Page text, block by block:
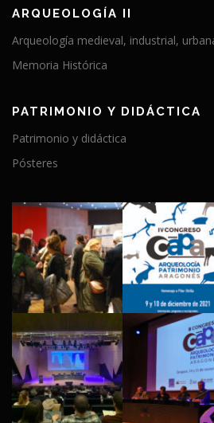
ARQUEOLOGÍA II
Arqueología medieval, industrial,
Memoria Histórica
PATRIMONIO Y DIDÁCTICA
Patrimonio y didáctica
Pósteres